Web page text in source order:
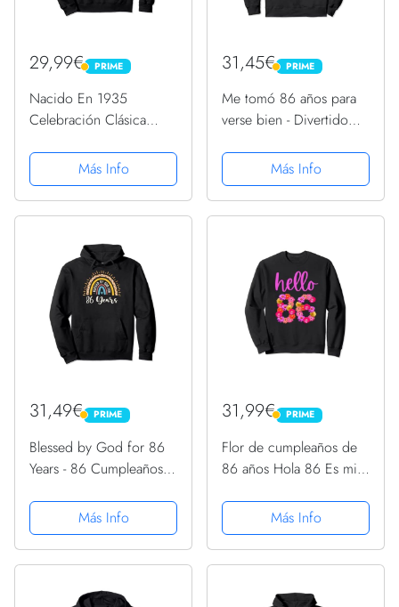
29,99€ PRIME
PRIME
Nacido En 1935
Celebración Clásica
Sudadera con Capucha
Más Info
31,45€ PRIME
PRIME
Me tomó 86 años para
verse bien - Divertido
Sudadera con Capucha
Más Info
31,49€ PRIME
PRIME
Blessed by God for 86
Years - 86 Cumpleaños
CapuchaMás Info
31,99€ PRIME
PRIME
Flor de cumpleaños de
86 años Hola 86 Es mi
SudaderaMás Info